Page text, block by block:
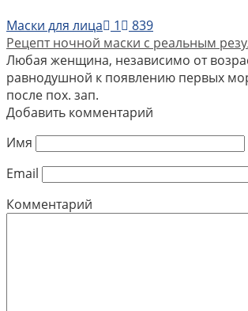
Маски для лица
1
839
Рецепт ночной маски с реальным
Любая женщина, независимо от
равнодушной к появлению первых
после пох. зап.
Добавить комментарий
Имя
Email
Комментарий